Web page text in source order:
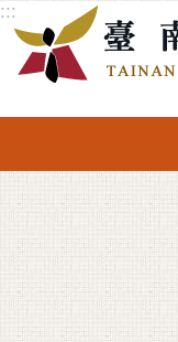
跳到主要內容區塊
:::